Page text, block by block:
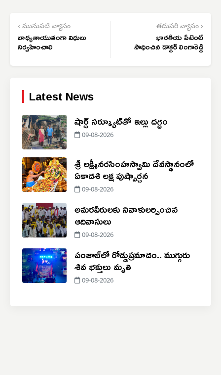
‹ మునుపటి వ్యాసం
బాధ్యతాయుతంగా విధులు
నిర్వహించాలి
తదుపరి వ్యాసం ›
భారతీయ పేటెంట్
సాధించిన డాక్టర్ లింగారెడ్డి
Latest News
షార్ట్ సర్క్యూట్‌తో ఇల్లు దగ్ధం
09-08-2026
శ్రీ లక్ష్మీనరసింహస్వామి దేవస్థానంలో
ఏకాదశి లక్ష పుష్పార్చన
09-08-2026
అమరవీరులకు నివాళులర్పించిన
ఆదివాసులు
09-08-2026
పంజాబ్‌లో రోడ్డుప్రమాదం.. ముగ్గురు
శివ భక్తులు మృతి
09-08-2026